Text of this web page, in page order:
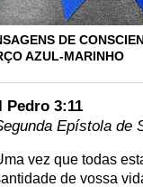
DE
AZUL-MARINHO
Pedro 3:11
Epístola de
vez que todas
de vossa